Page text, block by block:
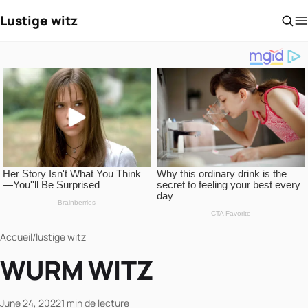
Lustige witz
Accueil/lustige witz
WURM WITZ
June 24, 20221 min de lecture